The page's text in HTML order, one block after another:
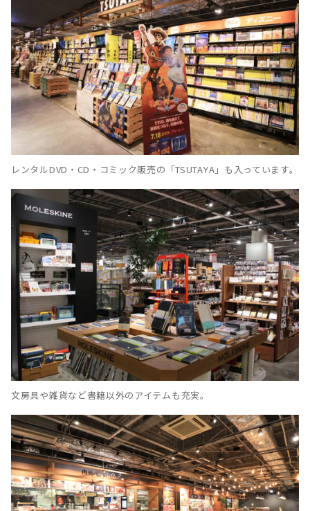
レンタルDVD・CD・コミック販売の「TSUTAYA」も入っています。
文房具や雑貨など書籍以外のアイテムも充実。